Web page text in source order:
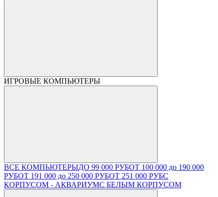
ИГРОВЫЕ КОМПЬЮТЕРЫ
ВСЕ КОМПЬЮТЕРЫДО 99 000 РУБОТ 100 000 до 190 000
РУБОТ 191 000 до 250 000 РУБОТ 251 000 РУБС
КОРПУСОМ - АКВАРИУМС БЕЛЫМ КОРПУСОМ